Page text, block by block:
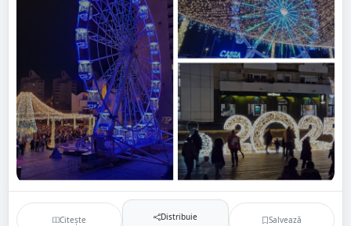
Citește Distribuie Salvează